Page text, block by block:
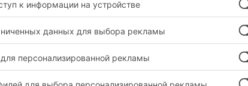
и удобные контейнеры?